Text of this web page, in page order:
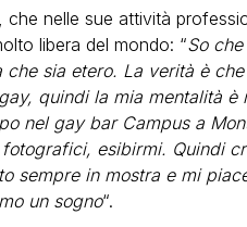
nelle sue attività
libera del mondo: “So
sia etero. La verità è
quindi la mia mentalità è
nel gay bar Campus a
esibirmi. Quindi
sempre in mostra e mi
un sogno“.